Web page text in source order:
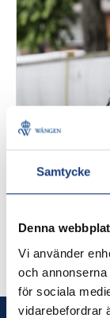
Samtycke
Denna
Vi använder
och
för sociala
vidarebefordrar
De
Jamila Berg,
att tävla i